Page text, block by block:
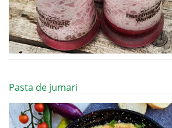
Pasta de jumari